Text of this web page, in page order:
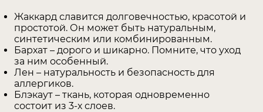
Жаккард славится долговечностью, красотой и
простотой. Он может быть натуральным,
синтетическим или комбинированным.
Бархат – дорого и шикарно. Помните, что уход
за ним особенный.
Лен – натуральность и безопасность для
аллергиков.
Блэкаут – ткань, которая одновременно
состоит из 3-х слоев.